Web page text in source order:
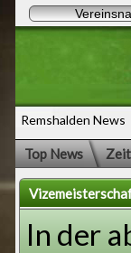
Remshalden News
Top News
In der